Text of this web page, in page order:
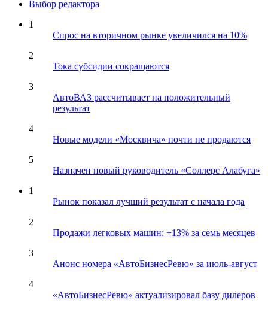
Выбор редактора
1
Спрос на вторичном рынке увеличился на 10%
2
Тока субсидии сокращаются
3
АвтоВАЗ рассчитывает на положительный
результат
4
Новые модели «Москвича» почти не продаются
5
Назначен новый руководитель «Соллерс Алабуга»
1
Рынок показал лучший результат с начала года
2
Продажи легковых машин: +13% за семь месяцев
3
Анонс номера «АвтоБизнесРевю» за июль-август
4
«АвтоБизнесРевю» актуализировал базу дилеров